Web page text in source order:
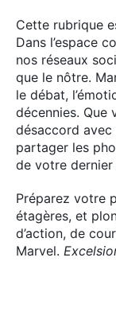
Cette rubrique
Dans l’espace
nos réseaux
que le nôtre.
le débat,
décennies. Que
désaccord avec
partager les
de votre
Préparez votre
étagères, et
d’action, de
Marvel.